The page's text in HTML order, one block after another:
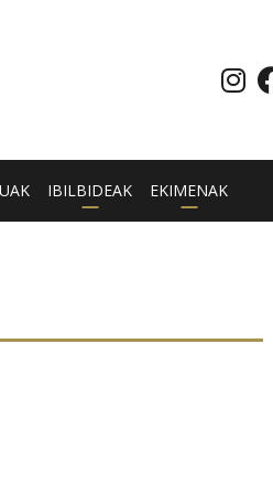
IBILBIDEAK EKIMENAK